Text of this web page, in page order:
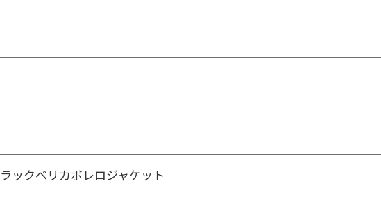
ックベリカボレロジャケット